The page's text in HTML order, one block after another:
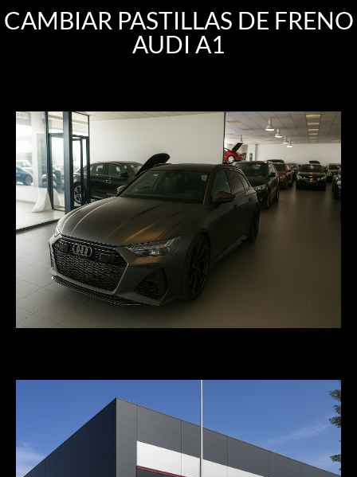
CAMBIAR PASTILLAS DE FRENO
AUDI A1